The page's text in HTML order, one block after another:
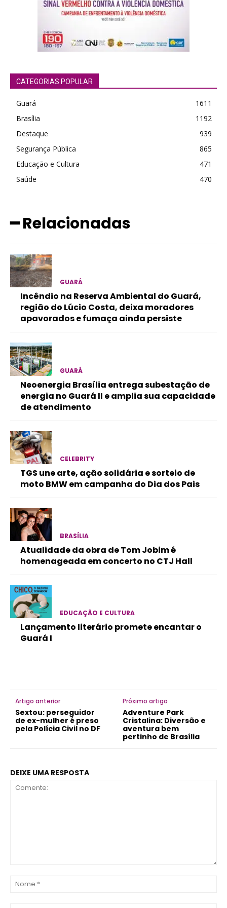
CATEGORIAS POPULAR
Guará
1611
Brasília
1192
Destaque
939
Segurança Pública
865
Educação e Cultura
471
Saúde
470
━ Relacionadas
GUARÁ
Incêndio na Reserva Ambiental do Guará,
região do Lúcio Costa, deixa moradores
apavorados e fumaça ainda persiste
GUARÁ
Neoenergia Brasília entrega subestação de
energia no Guará II e amplia sua capacidade
de atendimento
CELEBRITY
TGS une arte, ação solidária e sorteio de
moto BMW em campanha do Dia dos Pais
BRASÍLIA
Atualidade da obra de Tom Jobim é
homenageada em concerto no CTJ Hall
EDUCAÇÃO E CULTURA
Lançamento literário promete encantar o
Guará I
Artigo anterior
Sextou: perseguidor
de ex-mulher é preso
pela Polícia Civil no DF
Próximo artigo
Adventure Park
Cristalina: Diversão e
aventura bem
pertinho de Brasília
DEIXE UMA RESPOSTA